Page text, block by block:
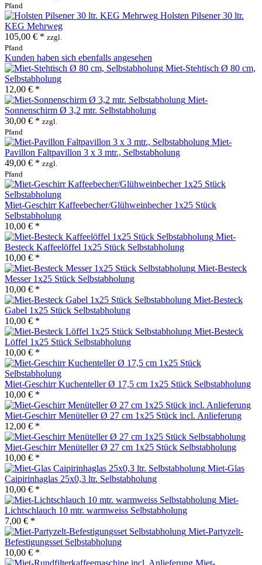
Pfand
Holsten Pilsener 30 ltr.
KEG Mehrweg
105,00 € * zzgl.
Pfand
Kunden haben sich ebenfalls angesehen
Miet-Stehtisch Ø 80 cm,
Selbstabholung
12,00 € *
Miet-
Sonnenschirm Ø 3,2 mtr. Selbstabholung
30,00 € * zzgl.
Pfand
Miet-
Pavillon Faltpavillon 3 x 3 mtr., Selbstabholung
49,00 € * zzgl.
Pfand
Miet-Geschirr Kaffeebecher/Glühweinbecher 1x25 Stück
Selbstabholung
10,00 € *
Miet-
Besteck Kaffeelöffel 1x25 Stück Selbstabholung
10,00 € *
Miet-Besteck
Messer 1x25 Stück Selbstabholung
10,00 € *
Miet-Besteck
Gabel 1x25 Stück Selbstabholung
10,00 € *
Miet-Besteck
Löffel 1x25 Stück Selbstabholung
10,00 € *
Miet-Geschirr Kuchenteller Ø 17,5 cm 1x25 Stück Selbstabholung
10,00 € *
Miet-Geschirr Menüteller Ø 27 cm 1x25 Stück incl. Anlieferung
12,00 € *
Miet-Geschirr Menüteller Ø 27 cm 1x25 Stück Selbstabholung
10,00 € *
Miet-Glas
Caipirinhaglas 25x0,3 ltr. Selbstabholung
10,00 € *
Miet-
Lichtschlauch 10 mtr. warmweiss Selbstabholung
7,00 € *
Miet-Partyzelt-
Befestigungsset Selbstabholung
10,00 € *
Miet-